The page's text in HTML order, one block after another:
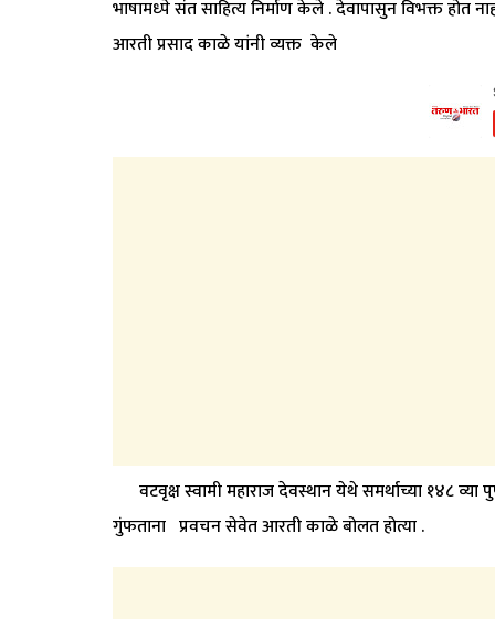
भाषामध्पे संत साहित्य निर्माण केले . देवापासुन विभक्त होत
आरती प्रसाद काळे यांनी व्यक्त केले
वटवृक्ष स्वामी महाराज देवस्थान येथे समर्थाच्या १४८ व्या
गुंफताना प्रवचन सेवेत आरती काळे बोलत होत्या .